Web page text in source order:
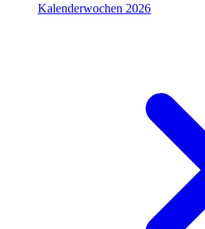
Kalenderwochen 2026